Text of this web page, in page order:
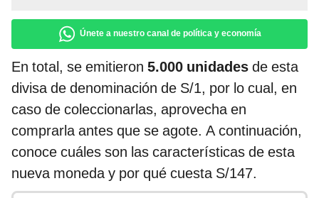
Únete a nuestro canal de política y economía
En total, se emitieron 5.000 unidades de esta
divisa de denominación de S/1, por lo cual, en
caso de coleccionarlas, aprovecha en
comprarla antes que se agote. A continuación,
conoce cuáles son las características de esta
nueva moneda y por qué cuesta S/147.